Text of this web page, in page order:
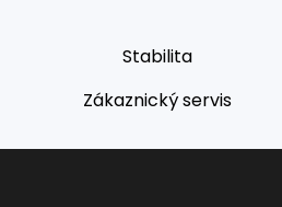
Stabilita
Zákaznický servis